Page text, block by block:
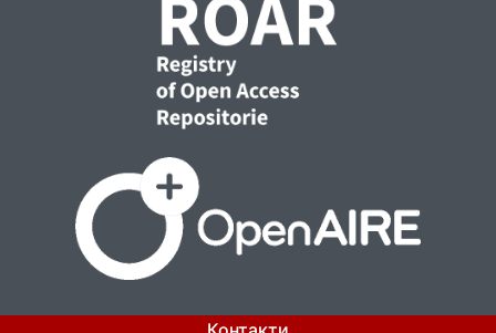
вдосконалення методології сприятиме
забезпеченню точності і надійності даних
у контексті моніторингу підземних
конструкцій.